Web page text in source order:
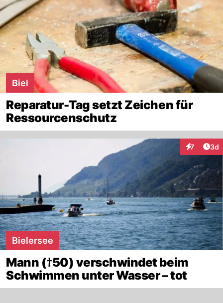
Biel
Reparatur-Tag setzt Zeichen für
Ressourcenschutz
7 3d
Bielersee
Mann (†50) verschwindet beim
Schwimmen unter Wasser – tot